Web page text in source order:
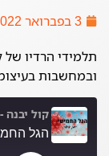
3 בפברואר 2022
תלמידי הרדיו
ובמחשבות
קול
הגל